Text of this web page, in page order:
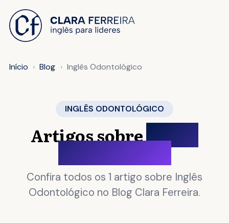
Início Blog Inglês Odontológico
INGLÊS ODONTOLÓGICO
Artigos sobreInglês
Confira todos os 1 artigo sobre Inglês
Odontológico no Blog Clara Ferreira.